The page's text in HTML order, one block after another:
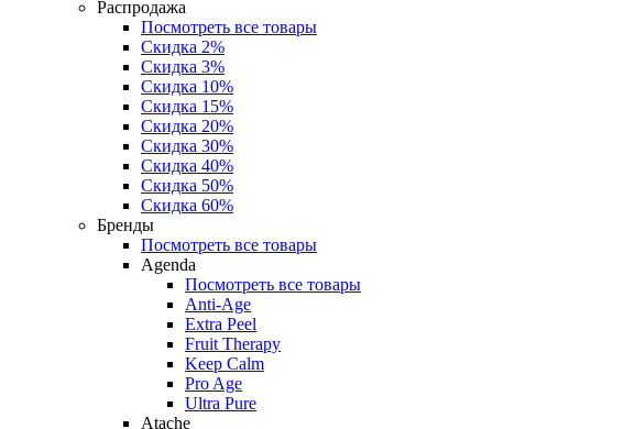
Распродажа
Посмотреть все товары
Скидка 2%
Скидка 3%
Скидка 10%
Скидка 15%
Скидка 20%
Скидка 30%
Скидка 40%
Скидка 50%
Скидка 60%
Бренды
Посмотреть все товары
Agenda
Посмотреть все товары
Anti‑Age
Extra Peel
Fruit Therapy
Keep Calm
Pro Age
Ultra Pure
Atache